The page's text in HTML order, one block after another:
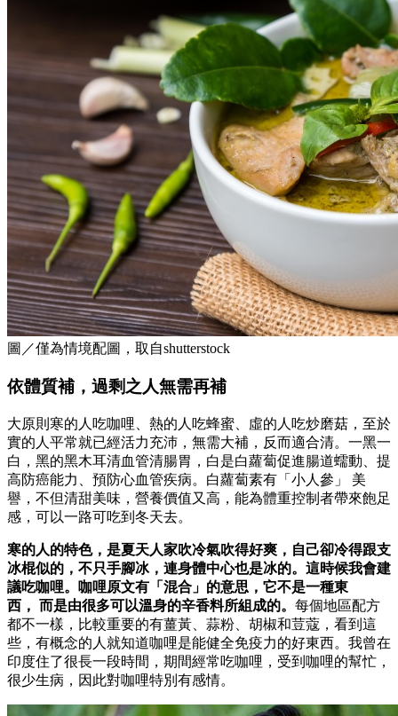
圖／僅為情境配圖，取自shutterstock
依體質補，過剩之人無需再補
大原則寒的人吃咖哩、熱的人吃蜂蜜、虛的人吃炒磨菇，至於
實的人平常就已經活力充沛，無需大補，反而適合清。一黑一
白，黑的黑木耳清血管清腸胃，白是白蘿蔔促進腸道蠕動、提
高防癌能力、預防心血管疾病。白蘿蔔素有「小人參」 美
譽，不但清甜美味，營養價值又高，能為體重控制者帶來飽足
感，可以一路可吃到冬天去。
寒的人的特色，是夏天人家吹冷氣吹得好爽，自己卻冷得跟支
冰棍似的，不只手腳冰，連身體中心也是冰的。這時候我會建
議吃咖哩。咖哩原文有「混合」的意思，它不是一種東
西， 而是由很多可以溫身的辛香料所組成的。 每個地區配方
都不一樣，比較重要的有薑黃、蒜粉、胡椒和荳蔻，看到這
些，有概念的人就知道咖哩是能健全免疫力的好東西。我曾在
印度住了很長一段時間，期間經常吃咖哩，受到咖哩的幫忙，
很少生病，因此對咖哩特別有感情。